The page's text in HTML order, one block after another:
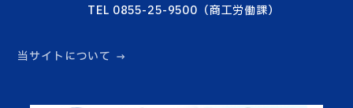
TEL 0855-25-9500（商工労働課）
当サイトについて